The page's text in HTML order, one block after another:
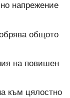
напрежение
общото
на повишен
към цялостно